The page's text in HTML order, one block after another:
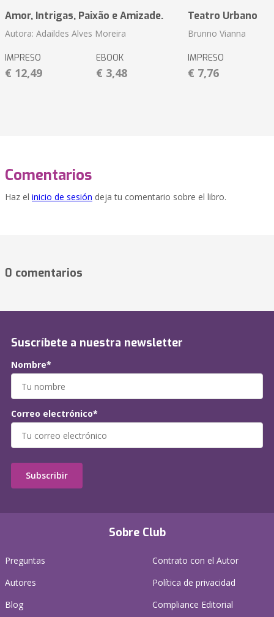
Amor, Intrigas, Paixão e Amizade.
Autora: Adaildes Alves Moreira
IMPRESO
€ 12,49
EBOOK
€ 3,48
Teatro Urbano
Brunno Vianna
IMPRESO
€ 7,76
Comentarios
Haz el inicio de sesión deja tu comentario sobre el libro.
0 comentarios
Sobre Club
Preguntas
Autores
Blog
Contrato con el Autor
Política de privacidad
Compliance Editorial
Suscríbete a nuestra newsletter
Nombre*
Correo electrónico*
Subscribir